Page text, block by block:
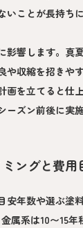
ことが長持ち
影響します。真
や収縮を招きや
画を立てると仕
ーズン前後に実
ングと費用
安年数や選ぶ塗
属系は10〜15